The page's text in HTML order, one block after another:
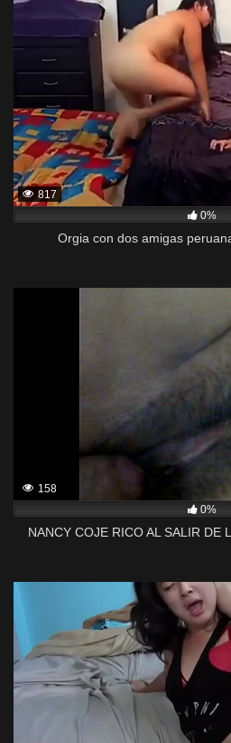
817
0%
Orgia con dos amigas
158
0%
NANCY COJE RICO AL SALIR DE